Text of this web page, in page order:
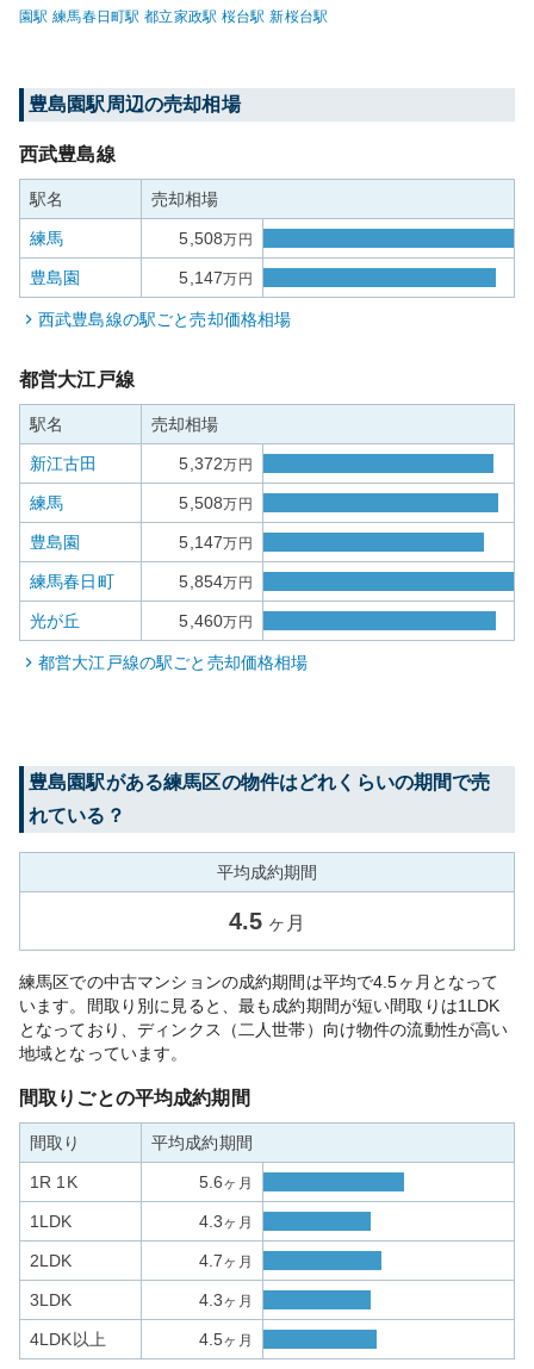
園駅 練馬春日町駅 都立家政駅 桜台駅 新桜台駅
豊島園駅周辺の売却相場
西武豊島線
駅名 売却相場
練馬 5,508万円
豊島園 5,147万円
西武豊島線の駅ごと売却価格相場
都営大江戸線
駅名 売却相場
新江古田 5,372万円
練馬 5,508万円
豊島園 5,147万円
練馬春日町 5,854万円
光が丘 5,460万円
都営大江戸線の駅ごと売却価格相場
豊島園駅がある練馬区の物件はどれくらいの期間で売
れている？
平均成約期間
4.5 ヶ月
練馬区での中古マンションの成約期間は平均で4.5ヶ月となって
います。間取り別に見ると、最も成約期間が短い間取りは1LDK
となっており、ディンクス（二人世帯）向け物件の流動性が高い
地域となっています。
間取りごとの平均成約期間
間取り 平均成約期間
1R 1K 5.6ヶ月
1LDK 4.3ヶ月
2LDK 4.7ヶ月
3LDK 4.3ヶ月
4LDK以上 4.5ヶ月